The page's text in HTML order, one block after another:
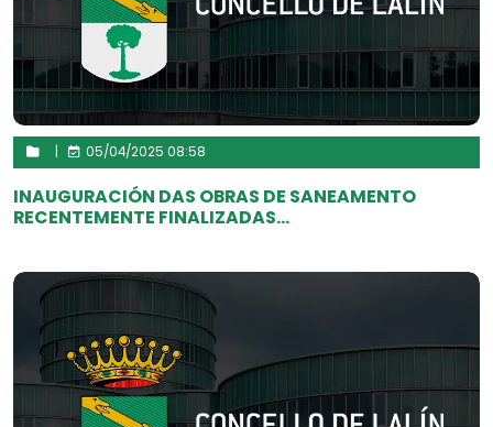
05/04/2025 08:58
INAUGURACIÓN DAS OBRAS DE SANEAMENTO
RECENTEMENTE FINALIZADAS...